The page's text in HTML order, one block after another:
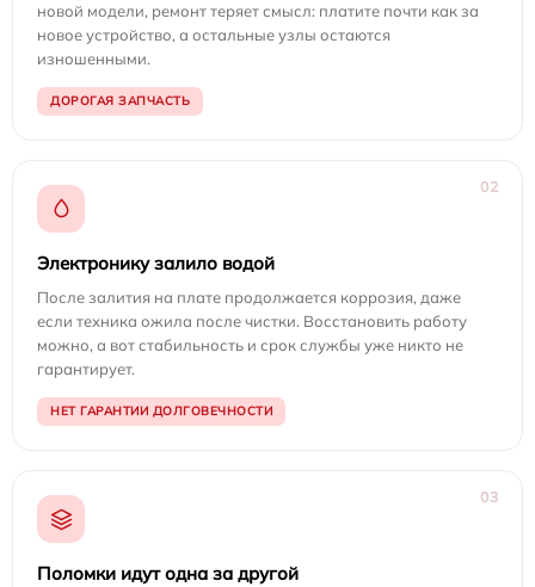
новой модели, ремонт теряет смысл: платите почти как за
новое устройство, а остальные узлы остаются
изношенными.
ДОРОГАЯ ЗАПЧАСТЬ
02
Электронику залило водой
После залития на плате продолжается коррозия, даже
если техника ожила после чистки. Восстановить работу
можно, а вот стабильность и срок службы уже никто не
гарантирует.
НЕТ ГАРАНТИИ ДОЛГОВЕЧНОСТИ
03
Поломки идут одна за другой